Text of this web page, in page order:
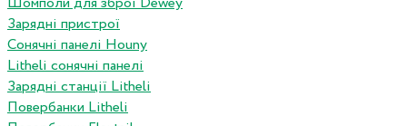
Зарядні пристрої
Сонячні панелі Houny
Litheli сонячні панелі
Зарядні станції Litheli
Повербанки Litheli